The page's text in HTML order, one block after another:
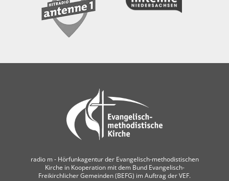
radio m ‐ Hörfunkagentur der Evangelisch-methodistischen
Kirche in Kooperation mit dem Bund Evangelisch-
Freikirchlicher Gemeinden (BEFG) im Auftrag der VEF.